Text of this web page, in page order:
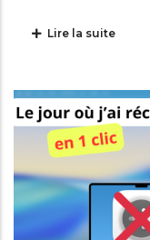
Lire la suite